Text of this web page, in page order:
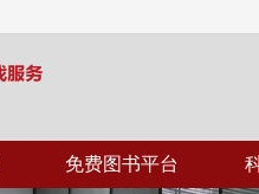
免费图书平台